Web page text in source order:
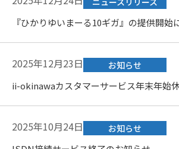
『ひかりゆいまーる10ギガ』の提供開始
2025年12月23日 お知らせ
ii-okinawaカスタマーサービス年末年始
2025年10月24日 お知らせ